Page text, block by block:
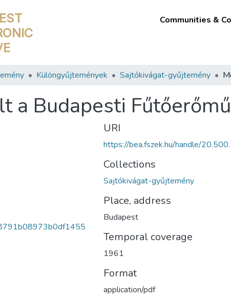
Communities &
Különgyűjtemények Sajtókivágat-gyűjtemény
a Budapesti
URI
https://bea.fszek.hu/handle/
Collections
Sajtókivágat-gyűjtemény
Place, address
Budapest
Temporal coverage
1961
Format
application/pdf